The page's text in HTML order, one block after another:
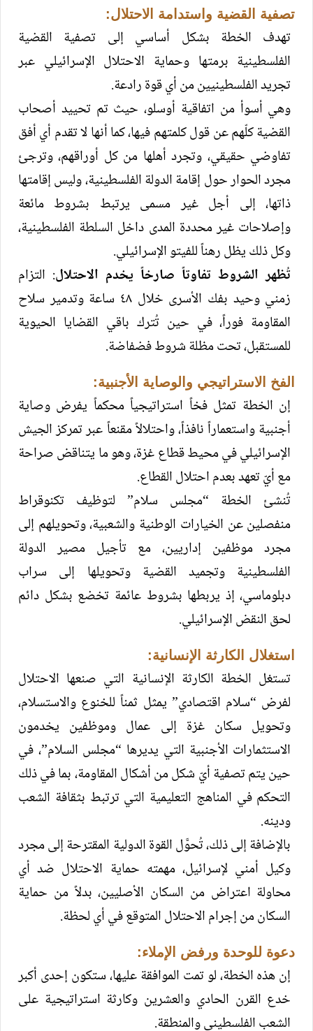
تصفية القضية واستدامة الاحتلال:
تهدف الخطة بشكل أساسي إلى تصفية القضية
الفلسطينية برمتها وحماية الاحتلال الإسرائيلي عبر
تجريد الفلسطينيين من أي قوة رادعة.
وهي أسوأ من اتفاقية أوسلو، حيث تم تحييد أصحاب
القضية كلّهم عن قول كلمتهم فيها، كما أنها لا تقدم أي أفق
تفاوضي حقيقي، وتجرد أهلها من كل أوراقهم، وترجئ
مجرد الحوار حول إقامة الدولة الفلسطينية، وليس إقامتها
ذاتها، إلى أجل غير مسمى يرتبط بشروط مائعة
وإصلاحات غير محددة المدى داخل السلطة الفلسطينية،
وكل ذلك يظل رهناً للفيتو الإسرائيلي.
تُظهر الشروط تفاوتاً صارخاً يخدم الاحتلال: التزام
زمني وحيد بفك الأسرى خلال ٤٨ ساعة وتدمير سلاح
المقاومة فوراً، في حين تُترك باقي القضايا الحيوية
للمستقبل، تحت مظلة شروط فضفاضة.
الفخ الاستراتيجي والوصاية الأجنبية:
إن الخطة تمثل فخاً استراتيجياً محكماً يفرض وصاية
أجنبية واستعماراً نافذاً، واحتلالاً مقنعاً عبر تمركز الجيش
الإسرائيلي في محيط قطاع غزة، وهو ما يتناقض صراحة
مع أيّ تعهد بعدم احتلال القطاع.
تُنشئ الخطة “مجلس سلام” لتوظيف تكنوقراط
منفصلين عن الخيارات الوطنية والشعبية، وتحويلهم إلى
مجرد موظفين إداريين، مع تأجيل مصير الدولة
الفلسطينية وتجميد القضية وتحويلها إلى سراب
دبلوماسي، إذ يربطها بشروط عائمة تخضع بشكل دائم
لحق النقض الإسرائيلي.
استغلال الكارثة الإنسانية:
تستغل الخطة الكارثة الإنسانية التي صنعها الاحتلال
لفرض “سلام اقتصادي” يمثل ثمناً للخنوع والاستسلام،
وتحويل سكان غزة إلى عمال وموظفين يخدمون
الاستثمارات الأجنبية التي يديرها “مجلس السلام”، في
حين يتم تصفية أيّ شكل من أشكال المقاومة، بما في ذلك
التحكم في المناهج التعليمية التي ترتبط بثقافة الشعب
ودينه.
بالإضافة إلى ذلك، تُحوَّل القوة الدولية المقترحة إلى مجرد
وكيل أمني لإسرائيل، مهمته حماية الاحتلال ضد أي
محاولة اعتراض من السكان الأصليين، بدلاً من حماية
السكان من إجرام الاحتلال المتوقع في أي لحظة.
دعوة للوحدة ورفض الإملاء:
إن هذه الخطة، لو تمت الموافقة عليها، ستكون إحدى أكبر
خدع القرن الحادي والعشرين وكارثة استراتيجية على
الشعب الفلسطيني والمنطقة.